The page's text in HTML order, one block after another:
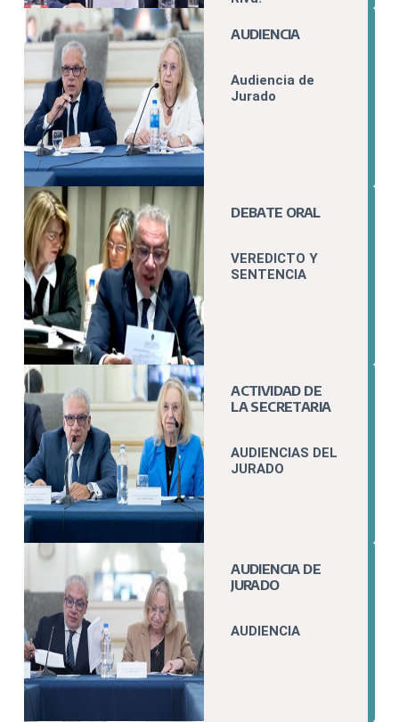
AUDIENCIA
Audiencia de
Jurado
DEBATE ORAL
VEREDICTO Y
SENTENCIA
ACTIVIDAD DE
LA SECRETARIA
AUDIENCIAS DEL
JURADO
AUDIENCIA DE
JURADO
AUDIENCIA